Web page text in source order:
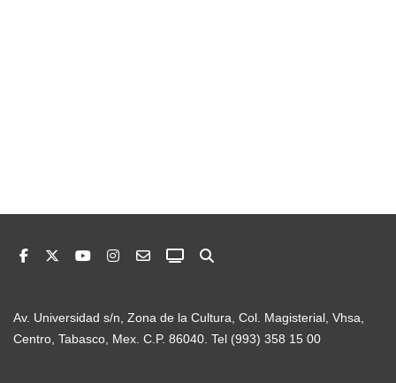
Av. Universidad s/n, Zona de la Cultura, Col. Magisterial, Vhsa,
Centro, Tabasco, Mex. C.P. 86040. Tel (993) 358 15 00